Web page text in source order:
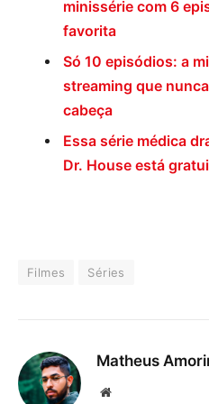
minissérie com 6
favorita
Só 10 episódios: a
streaming que
cabeça
Essa série médica
Dr. House está
Filmes Séries
Matheus
Website